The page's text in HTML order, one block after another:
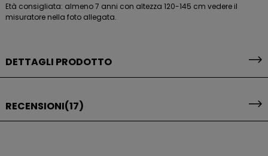
Età consigliata: almeno 7 anni con altezza 120-145 cm vedere il
misuratore nella foto allegata.
DETTAGLI PRODOTTO
RECENSIONI(17)